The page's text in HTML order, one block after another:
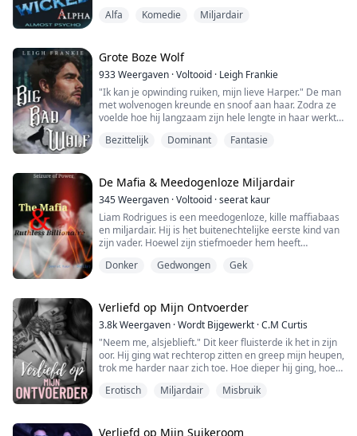
Hij onderbrak me.
"Je bent een heel, heel stout poesje geweest. Je hebt
geen idee wat ik heb doorgemaakt."
Zijn greep om mijn nek werd strakker, waardoor mijn
luchtpijp werd dichtgeknepen.
...
Alfa Komedie Miljardair
Grote Boze Wolf
933Weergaven ·Voltooid · Leigh Frankie
"Ik kan je opwinding ruiken, mijn lieve Harper." De man
met wolvenogen kreunde en snoof aan haar. Zodra ze
voelde hoe hij langzaam zijn hele lengte in haar werkte,
Toen, plotseling, opende Harper haar ogen. Ze stikte in
haar eigen adem en zweette hevig over haar hele
lichaam.
Sinds ze bij de Carmichaels was gaan w...
Bezittelijk Dominant Fantasie
De Mafia & Meedogenloze Miljardair
345Weergaven ·Voltooid ·seerat kaur
Liam Rodrigues is een meedogenloze, kille maffiabaas
en miljardair. Hij is het buitenechtelijke eerste kind van
zijn vader. Hoewel zijn stiefmoeder hem heeft
kind, twijfelt hij daar sterk aan. Hij laat niemand dichtbij
Roselyn is een wees en werd geadopteerd door een
rijke familie. ...
Donker Gedwongen Gek
Verliefd op Mijn Ontvoerder
3.8kWeergaven ·Wordt Bijgewerkt ·C.M Curtis
"Neem me, alsjeblieft." Dit keer fluisterde ik het in zijn
oor. Hij ging wat rechterop zitten en greep mijn heupen,
trok me harder naar zich toe. Hoe dieper hij ging, hoe
inhield. Misschien was hij bang om me pijn te doen. De
moet behandelen. ...
Erotisch Miljardair Misbruik
Verliefd op Mijn Suikeroom